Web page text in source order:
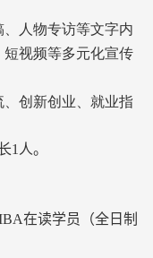
人物专访等文字内
视频等多元化宣传
创新创业、就业指
1 人。
在读学员（全日制